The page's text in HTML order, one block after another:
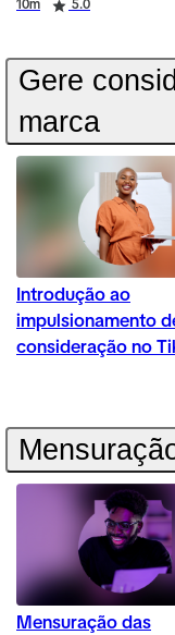
Duration
10m
Rating 5.0
Gere
marca
Introdução ao
impulsionamento
consideração no
Mensuração das